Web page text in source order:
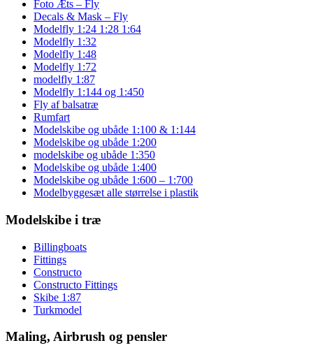
Foto Æts – Fly
Decals & Mask – Fly
Modelfly 1:24 1:28 1:64
Modelfly 1:32
Modelfly 1:48
Modelfly 1:72
modelfly 1:87
Modelfly 1:144 og 1:450
Fly af balsatræ
Rumfart
Modelskibe og ubåde 1:100 & 1:144
Modelskibe og ubåde 1:200
modelskibe og ubåde 1:350
Modelskibe og ubåde 1:400
Modelskibe og ubåde 1:600 – 1:700
Modelbyggesæt alle størrelse i plastik
Modelskibe i træ
Billingboats
Fittings
Constructo
Constructo Fittings
Skibe 1:87
Turkmodel
Maling, Airbrush og pensler